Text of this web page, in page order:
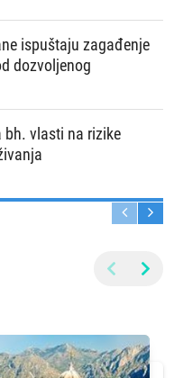
ispuštaju zagađenje
dozvoljenog
bh. vlasti na rizike